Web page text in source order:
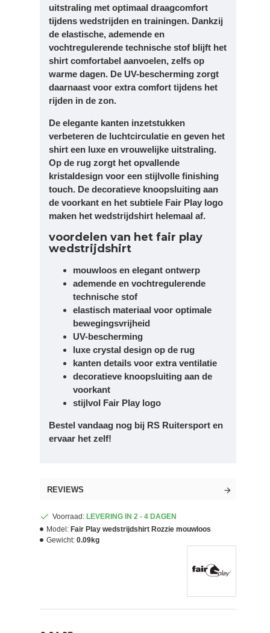
uitstraling met optimaal draagcomfort
tijdens wedstrijden en trainingen. Dankzij
de elastische, ademende en
vochtregulerende technische stof blijft het
shirt comfortabel aanvoelen, zelfs op
warme dagen. De UV-bescherming zorgt
daarnaast voor extra comfort tijdens het
rijden in de zon.
De elegante kanten inzetstukken
verbeteren de luchtcirculatie en geven het
shirt een luxe en vrouwelijke uitstraling.
Op de rug zorgt het opvallende
kristaldesign voor een stijlvolle finishing
touch. De decoratieve knoopsluiting aan
de voorkant en het subtiele Fair Play logo
maken het wedstrijdshirt helemaal af.
voordelen van het fair play
wedstrijdshirt
mouwloos en elegant ontwerp
ademende en vochtregulerende
technische stof
elastisch materiaal voor optimale
bewegingsvrijheid
UV-bescherming
luxe crystal design op de rug
kanten details voor extra ventilatie
decoratieve knoopsluiting aan de
voorkant
stijlvol Fair Play logo
Bestel vandaag nog bij RS Ruitersport en
ervaar het zelf!
REVIEWS
Voorraad: LEVERING IN 2 - 4 DAGEN
Model: Fair Play wedstrijdshirt Rozzie mouwloos
Gewicht: 0.09kg